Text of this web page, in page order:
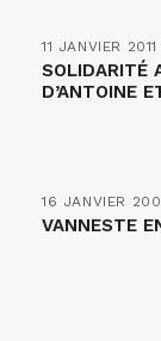
11 JANVIER 2011
SOLIDARITÉ
D’ANTOINE
16 JANVIER
VANNESTE